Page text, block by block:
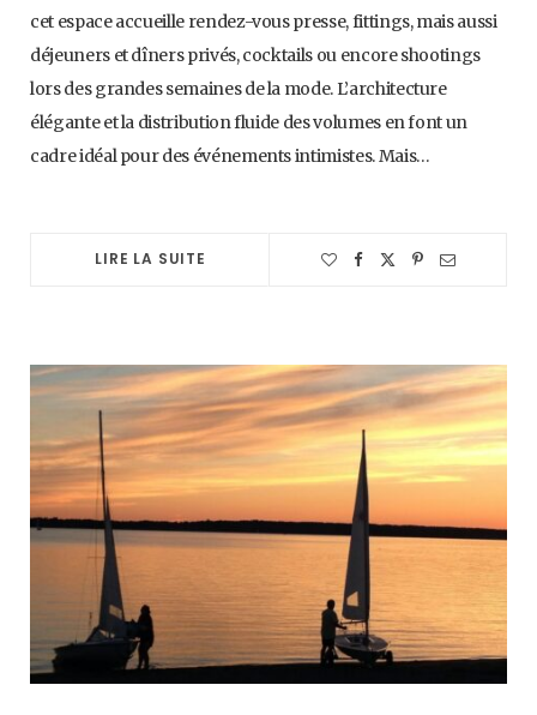
cet espace accueille rendez-vous presse, fittings, mais aussi
déjeuners et dîners privés, cocktails ou encore shootings
lors des grandes semaines de la mode. L’architecture
élégante et la distribution fluide des volumes en font un
cadre idéal pour des événements intimistes. Mais…
LIRE LA SUITE